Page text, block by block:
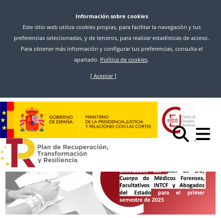
main
Información sobre cookies
Este sitio web utiliza cookies propias, para facilitar la navegación y tus
preferencias seleccionadas, y de terceros, para realizar estadísticas de acceso.
Para obtener más información y configurar tus preferencias, consulta el
apartado. Política de cookies.
[ Aceptar ]
ABIERTA LA CONVOCATORIA DE ACTIVIDADES DE FORMACIÓN
CONTINUA DEL PRIMER SEMESTRE DE 2025 PARA LAJ, MÉDICOS FORENSES,
FACULTATIVOS DEL INTCF Y ABOGADOS DEL ESTADO